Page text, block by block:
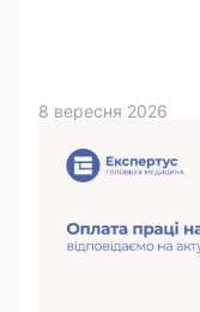
8 вересня 2026